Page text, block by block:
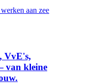
aan zee
VvE's,
van kleine